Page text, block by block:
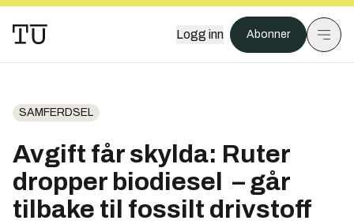
Logg inn Abonner
SAMFERDSEL
Avgift får skylda: Ruter
dropper biodiesel – går
tilbake til fossilt drivstoff